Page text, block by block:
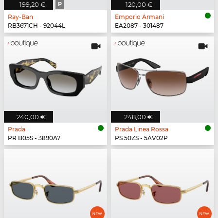
199,20 € P
Ray-Ban
RB3671CH - 92044L
120,00 €
Emporio Armani
EA2087 - 301487
240,00 €
Prada
PR B05S - 3890A7
248,00 €
Prada Linea Rossa
PS 50ZS - 5AV02P